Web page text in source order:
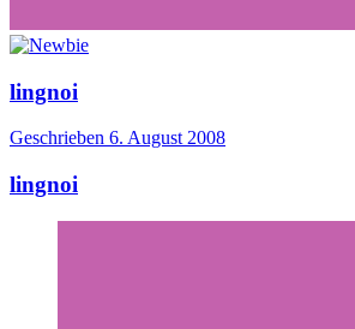
lingnoi
Geschrieben 6. August 2008
lingnoi